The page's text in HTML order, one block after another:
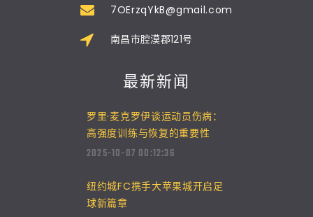
7OErzqYkB@gmail.com
南昌市腔漠郡121号
最新新闻
罗里·麦克罗伊谈运动员伤病：
高强度训练与恢复的重要性
2025-10-07 00:12:36
纽约城FC携手大苹果城开启足
球新篇章